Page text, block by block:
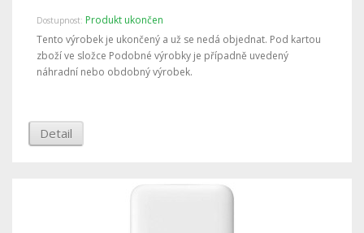
Dostupnost: Produkt ukončen
Tento výrobek je ukončený a už se nedá objednat. Pod kartou
zboží ve složce Podobné výrobky je případně uvedený
náhradní nebo obdobný výrobek.
Detail